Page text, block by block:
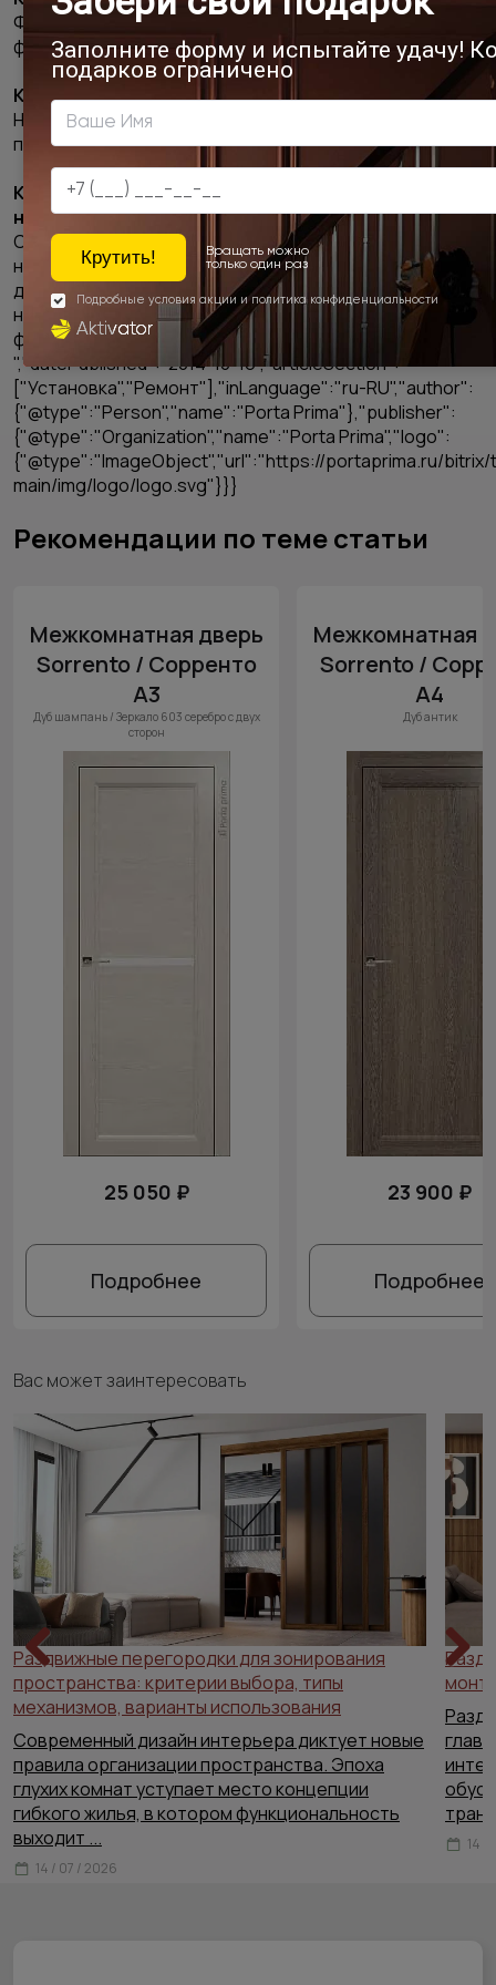
Фактура наличника должна быть гармоничной с
фактурой двери и других элементов интерьера.
Как правильно установить наличник?
Наличник устанавливается на дверной короб с
помощью монтажной пены или деревянных штифтов.
Какие ошибки следует избегать при выборе
наличника?
Следует избегать выбора наличника
несоответствующего стилю интерьера или цвету
двери, а также ошибок при установке, таких как
неправильное выравнивание или недостаточная
фиксация.
","datePublished":"2014-10-16","articleSection":
["Установка","Ремонт"],"inLanguage":"ru-RU","author":
{"@type":"Person","name":"Porta Prima"},"publisher":
{"@type":"Organization","name":"Porta Prima","logo":
{"@type":"ImageObject","url":"https://portaprima.ru/
main/img/logo/logo.svg"}}}
Рекомендации по теме статьи
Межкомнатная дверь
Sorrento / Сорренто
А3
Дуб шампань / Зеркало 603 серебро с двух
сторон
25 050 ₽
Подробнее
Межкомнатная
Sorrento /
А4
Дуб антик
23 900 ₽
Подробнее
Вас может заинтересовать
Раздвижные перегородки для зонирования
пространства: критерии выбора, типы
механизмов, варианты использования
Современный дизайн интерьера диктует новые
правила организации пространства. Эпоха
глухих комнат уступает место концепции
гибкого жилья, в котором функциональность
выходит ...
14 / 07 / 2026
14 /
Previous Next